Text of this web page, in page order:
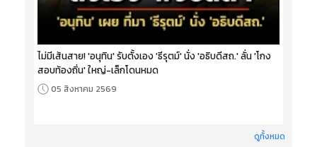
ไม่มีเส้นสาย! 'อนุทิน' รับตั้งเอง 'ธีรุตม์' นั่ง 'อธิบดีสถ.' ลั่น 'โกง
สอบท้องถิ่น' ใหญ่-เล็กโดนหมด
05 สิงหาคม 2569
ดูทั้งหมด